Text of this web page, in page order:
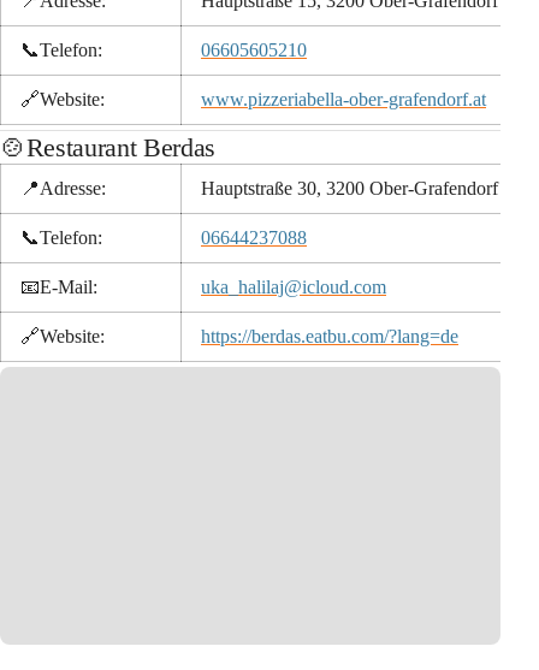
📞Telefon: 06605605210
🔗Website: www.pizzeriabella-ober-grafendorf.at
🍲Restaurant Berdas
📍Adresse: Hauptstraße 30, 3200 Ober-Grafendorf
📞Telefon: 06644237088
📧E-Mail: uka_halilaj@icloud.com
🔗Website: https://berdas.eatbu.com/?lang=de